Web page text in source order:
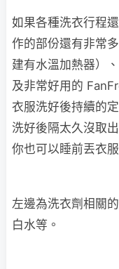
如果各種洗衣行程
作的部份還有非常
建有水溫加熱器）
及非常好用的
衣服洗好後持續的
洗好後隔太久沒取
你也可以睡前丟衣
左邊為洗衣劑相關
白水等。